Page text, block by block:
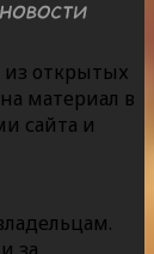
из открытых
материал в
сайта и